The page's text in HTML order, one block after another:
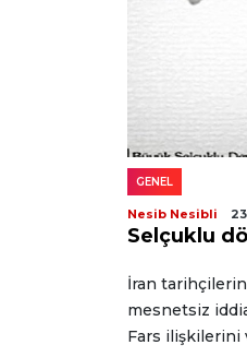
GENEL
Nesib Nesibli
Selçuklu
İran
mesnetsiz
Fars